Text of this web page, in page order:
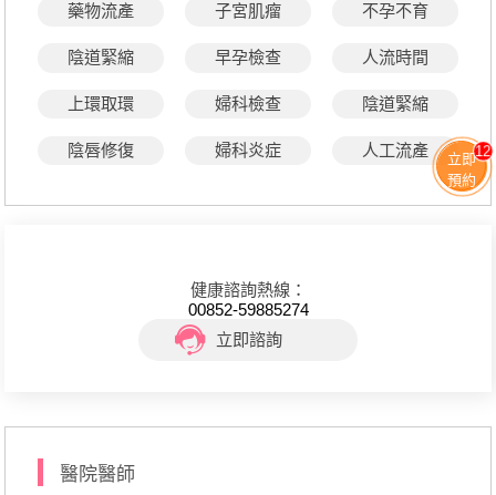
藥物流產 子宮肌瘤 不孕不育
陰道緊縮 早孕檢查 人流時間
上環取環 婦科檢查 陰道緊縮
陰唇修復 婦科炎症 人工流產
健康諮詢熱線：
00852-59885274
立即諮詢
醫院醫師
立即
預約
12